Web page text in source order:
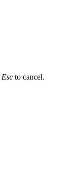
Esc to cancel.